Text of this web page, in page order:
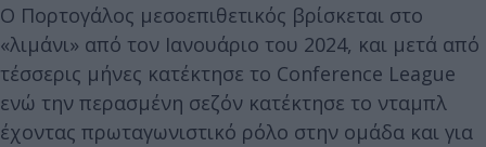
Ο Πορτογάλος μεσοεπιθετικός βρίσκεται στο
«λιμάνι» από τον Ιανουάριο του 2024, και μετά από
τέσσερις μήνες κατέκτησε το Conference League
ενώ την περασμένη σεζόν κατέκτησε το νταμπλ
έχοντας πρωταγωνιστικό ρόλο στην ομάδα και για